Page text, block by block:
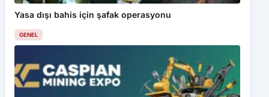
Yasa dışı bahis için şafak operasyonu
GENEL